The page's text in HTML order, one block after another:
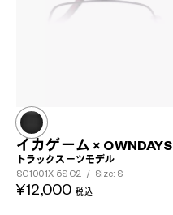
イカゲーム × OWNDAYS
トラックスーツモデル
SG1001X-5S C2 / Size: S
¥12,000 税込